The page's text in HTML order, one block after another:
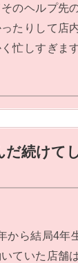
のヘルプ先
たりして店
忙しすぎます
だ続けて
から結局4年
ていた店舗